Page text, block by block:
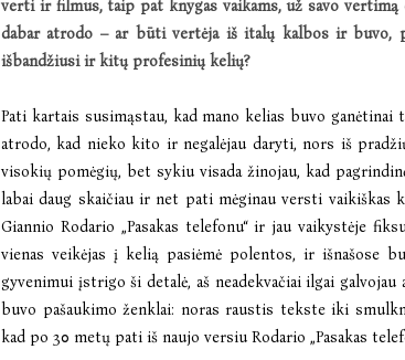
verti ir filmus, taip pat knygas vaikams, už savo
dabar atrodo –ar būti vertėja iš italų kalbos ir buvo,
išbandžiusi ir kitų profesinių kelių?
Pati kartais susimąstau, kad mano kelias buvo
atrodo, kad nieko kito ir negalėjau daryti, nors iš
visokių pomėgių, bet sykiu visada žinojau, kad
labai daug skaičiau ir net pati mėginau versti vaikiškas
Giannio Rodario „Pasakas telefonu“ ir jau vaikystėje
vienas veikėjas į kelią pasiėmė polentos, ir išnašose
gyvenimui įstrigo ši detalė, aš neadekvačiai ilgai
buvo pašaukimo ženklai: noras raustis tekste iki
kad po 30 metų pati iš naujo versiu Rodario „Pasakas